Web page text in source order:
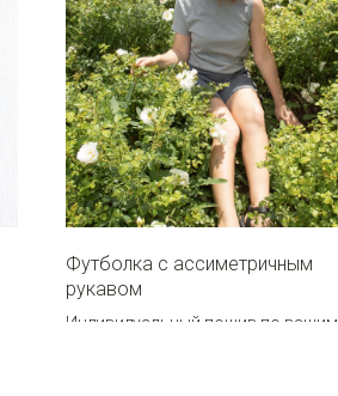
Футболка с ассиметричным
рукавом
Индивидуальный пошив по вашим